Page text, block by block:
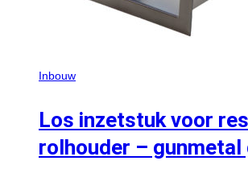
Inbouw
Los inzetstuk voor
rolhouder – gunmetal